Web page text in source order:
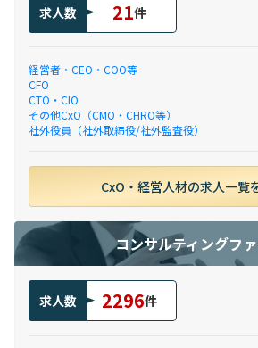
求人数 21件
経営者・CEO・COO等
CFO
CTO・CIO
その他CxO（CMO・CHRO等）
社外役員（社外取締役/社外監査役）
CxO・経営人材の求人一覧
コンサルティングフ
求人数 2296件